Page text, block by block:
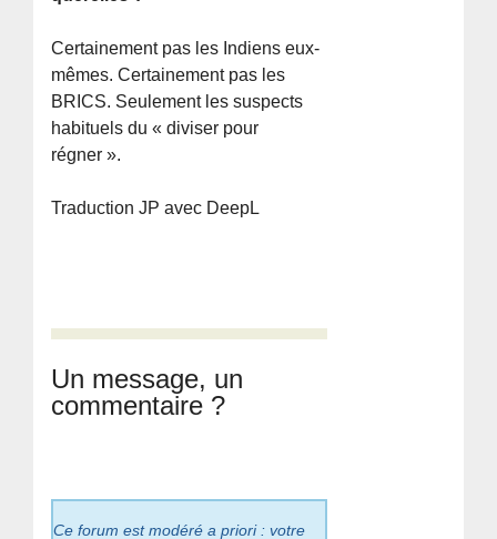
Certainement pas les Indiens eux-
mêmes. Certainement pas les
BRICS. Seulement les suspects
habituels du « diviser pour
régner ».
Traduction JP avec DeepL
Un message, un
commentaire ?
Ce forum est modéré a priori : votre